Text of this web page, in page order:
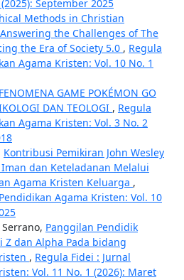
September 2025
Methods in Christian
the Challenges of The
the Era of Society 5.0 , Regula
Agama Kristen: Vol. 10 No. 1
FENOMENA GAME POKÉMON GO
DAN TEOLOGI , Regula
Agama Kristen: Vol. 3 No. 2
Kontribusi Pemikiran John Wesley
dan Keteladanan Melalui
Agama Kristen Keluarga ,
Agama Kristen: Vol. 10
Panggilan Pendidik
Z dan Alpha Pada bidang
, Regula Fidei : Jurnal
Vol. 11 No. 1 (2026): Maret